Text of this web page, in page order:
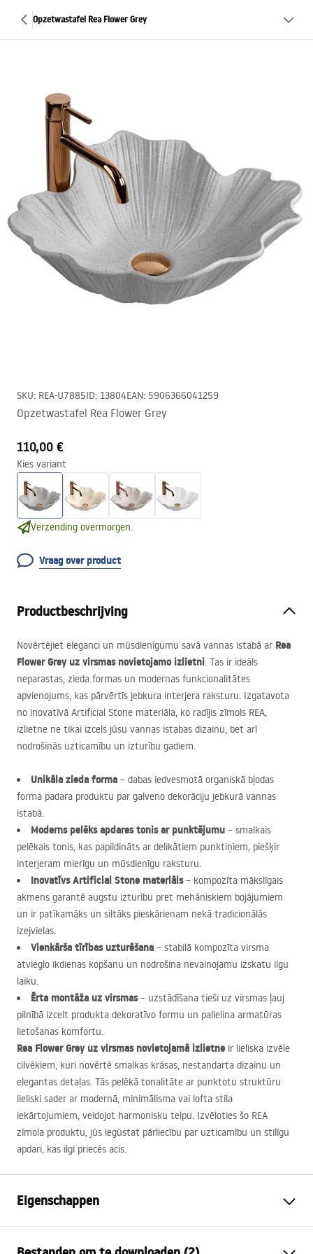
Opzetwastafel Rea Flower Grey
SKU: REA-U7885ID: 13804EAN: 5906366041259
Opzetwastafel Rea Flower Grey
110,00 €
Kies variant
Verzending overmorgen.
Vraag over product
Productbeschrijving
Novērtējiet eleganci un mūsdienīgumu savā vannas istabā ar Rea
Flower Grey uz virsmas novietojamo izlietni. Tas ir ideāls
neparastas, zieda formas un modernas funkcionalitātes
apvienojums, kas pārvērtīs jebkura interjera raksturu. Izgatavota
no inovatīvā Artificial Stone materiāla, ko radījis zīmols REA,
izlietne ne tikai izcels jūsu vannas istabas dizainu, bet arī
nodrošinās uzticamību un izturību gadiem.
Unikāla zieda forma – dabas iedvesmotā organiskā bļodas
forma padara produktu par galveno dekorāciju jebkurā vannas
istabā.
Moderns pelēks apdares tonis ar punktējumu – smalkais
pelēkais tonis, kas papildināts ar delikātiem punktiņiem, piešķir
interjeram mierīgu un mūsdienīgu raksturu.
Inovatīvs Artificial Stone materiāls– kompozīta mākslīgais
akmens garantē augstu izturību pret mehāniskiem bojājumiem
un ir patīkamāks un siltāks pieskārienam nekā tradicionālās
izejvielas.
Vienkārša tīrības uzturēšana – stabilā kompozīta virsma
atvieglo ikdienas kopšanu un nodrošina nevainojamu izskatu ilgu
laiku.
Ērta montāža uz virsmas– uzstādīšana tieši uz virsmas ļauj
pilnībā izcelt produkta dekoratīvo formu un palielina armatūras
lietošanas komfortu.
Rea Flower Grey uz virsmas novietojamā izlietne ir lieliska izvēle
cilvēkiem, kuri novērtē smalkas krāsas, nestandarta dizainu un
elegantas detaļas. Tās pelēkā tonalitāte ar punktotu struktūru
lieliski sader ar modernā, minimālisma vai lofta stila
iekārtojumiem, veidojot harmonisku telpu. Izvēloties šo REA
zīmola produktu, jūs iegūstat pārliecību par uzticamību un stilīgu
apdari, kas ilgi priecēs acis.
Eigenschappen